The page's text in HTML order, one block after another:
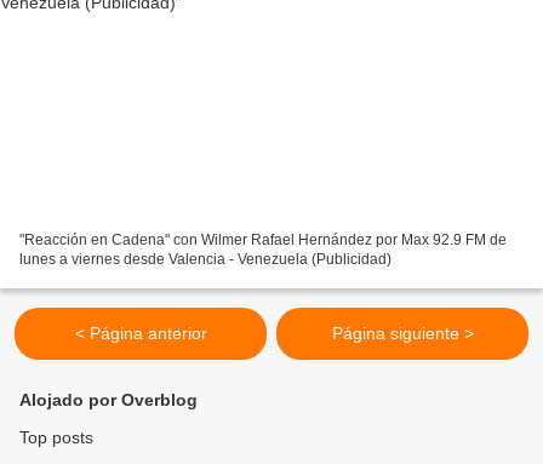
"Reacción en Cadena" con Wilmer Rafael Hernández por Max 92.9 FM de
lunes a viernes desde Valencia - Venezuela (Publicidad)
< Página anterior Página siguiente >
Alojado por Overblog
Top posts